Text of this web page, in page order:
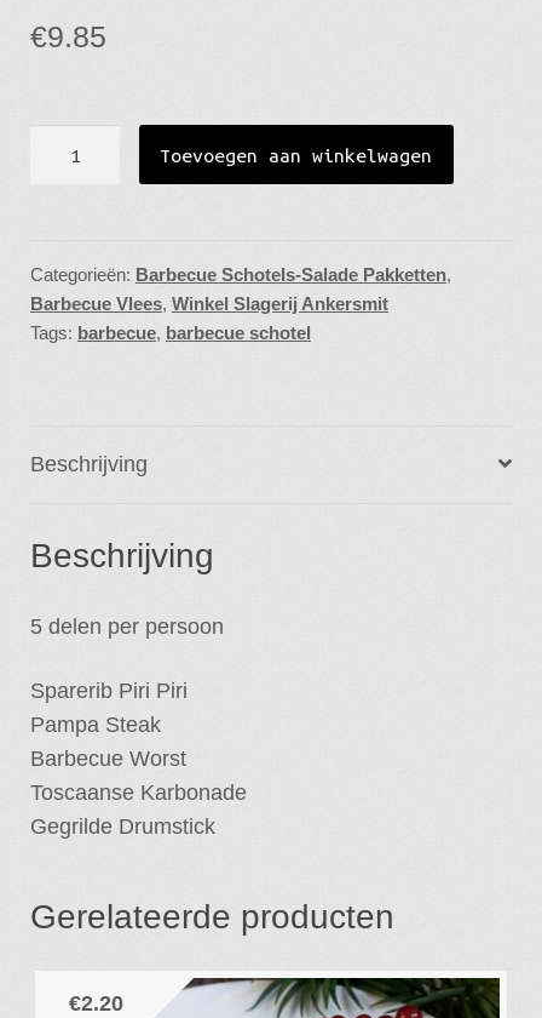
Openingstijden
€9.85
persoon
(besteleenheid
minimaal
Toevoegen aan winkelwagen
Categorieën: Barbecue Schotels-Salade Pakketten,
Barbecue Vlees, Winkel Slagerij Ankersmit
Tags: barbecue, barbecue schotel
Beschrijving
Beschrijving
5 delen per persoon
Sparerib Piri Piri
Pampa Steak
Barbecue Worst
Toscaanse Karbonade
Gegrilde Drumstick
Gerelateerde producten
€2.20